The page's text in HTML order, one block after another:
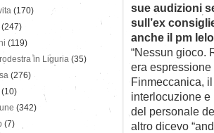
sue audizioni
sull’ex
anche il pm
“Nessun gioco.
era
Finmeccanica,
interlocuzione e
del personale
altro dicevo
(170)
(247)
(119)
in Liguria (35)
(276)
(10)
(342)
(7)